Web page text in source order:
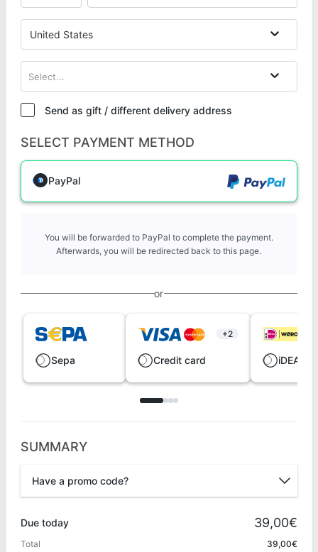
United States
Select...
Send as gift / different delivery address
SELECT PAYMENT METHOD
PayPal
You will be forwarded to PayPal to complete the payment.
Afterwards, you will be redirected back to this page.
or
Sepa
+2
Credit card iDEAL |
SUMMARY
Have a promo code?
Due today 39,00€
Total 39,00€